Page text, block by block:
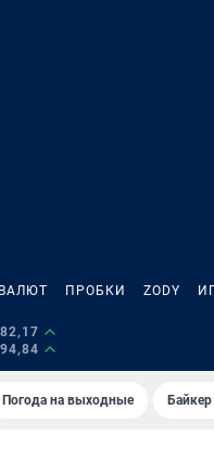
ПРОБКИ ZODY
94,84
Погода на выходные